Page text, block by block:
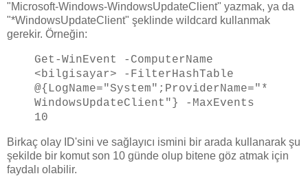
"Microsoft-Windows-WindowsUpdateClient" yazmak, ya da
"*WindowsUpdateClient" şeklinde wildcard kullanmak
gerekir. Örneğin:
Get-WinEvent -ComputerName
<bilgisayar> -FilterHashTable
@{LogName="System";ProviderName="*
WindowsUpdateClient"} -MaxEvents
10
Birkaç olay ID'sini ve sağlayıcı ismini bir arada kullanarak şu
şekilde bir komut son 10 günde olup bitene göz atmak için
faydalı olabilir.